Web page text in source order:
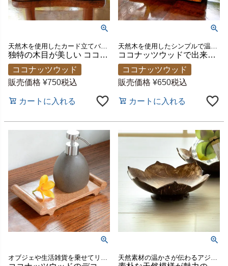
天然木を使用したカード立てバリ島の人気アジアン雑貨
独特の木目が美しい ココナッツウッド製 カードスタンド 約W14.5×D6×H8.5cm [11289]
ココナッツウッド
販売価格 ¥750税込
カートに入れる
天然木を使用したシンプルで温かみのあるカード立て・名刺立て バリ島の人気アジアン雑貨
ココナッツウッドで出来た木目の美しいカードスタンド[11288]【アジアン雑貨のアジア工房本店】
ココナッツウッド
販売価格 ¥650税込
カートに入れる
オブジェや生活雑貨を乗せてリゾートホテルのインテリアに!バリ島の人気アジアン雑貨 天然素材の温かさが伝わるアジアンな雰囲気漂う